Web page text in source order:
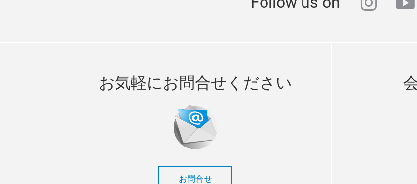
お気軽にお問合せください
お問合せ